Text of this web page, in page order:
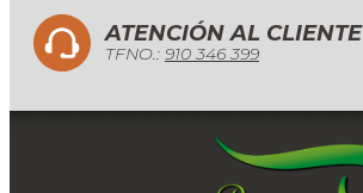
ATENCIÓN AL CLIENTE
TFNO.: 910 346 399